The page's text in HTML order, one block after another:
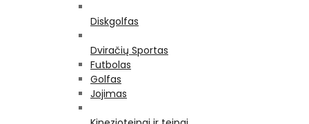
Diskgolfas
Dviračių Sportas
Futbolas
Golfas
Jojimas